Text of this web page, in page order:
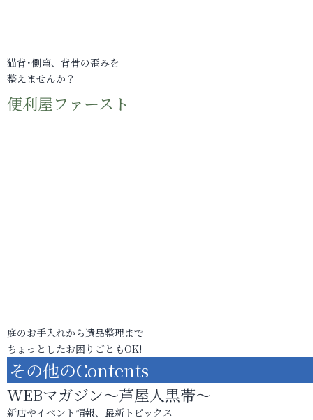
猫背･側弯、背骨の歪みを
整えませんか？
便利屋ファースト
庭のお手入れから遺品整理まで
ちょっとしたお困りごともOK!
その他のContents
WEBマガジン～芦屋人黒帯～
新店やイベント情報、最新トピックス